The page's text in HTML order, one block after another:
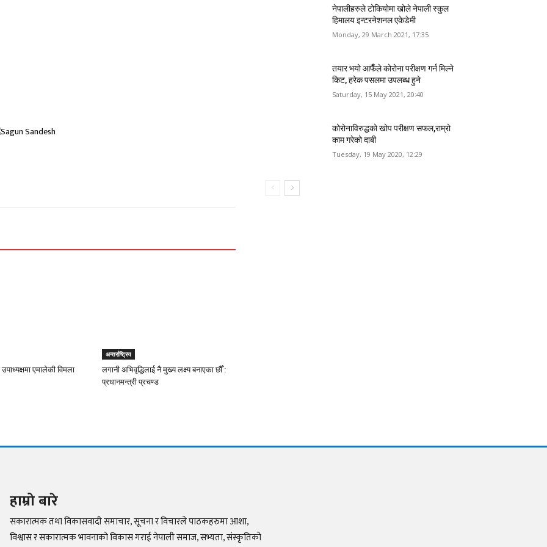
एमालेकी विमला
अन्तर्राष्ट्रिय
लगानी अभिवृद्धिलाई नै मुख्य लक्ष्य बनाएका छौँ :
प्रधानमन्त्री प्रचण्ड
नेपालीहरुले टोकियोमा खोले नेपाली स्कुल
हिमालय इन्टरनेशनल एकेडेमी
Monday, 29 March 2021, 17:35
तयार भयो आफैँले कोरोना परीक्षण गर्न मिल्ने
किट, हरेक पसलमा उपलब्ध हुने
Saturday, 15 May 2021, 20:40
कोरोनाविरुद्धको खोप परीक्षण सफल,राम्रो
काम गरेको दाबी
Tuesday, 19 May 2020, 12:29
हाम्रो बारे
सकारात्मक तथा विकासवादी समाचार, सूचना र विचारले पाठकहरुमा आशा,
विश्वास र सकारात्मक भावनाको विकास गराई नेपाली समाज, सभ्यता, संस्कृतिको